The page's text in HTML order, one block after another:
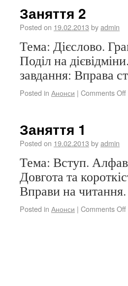
Заняття 2
Posted on 19.02.2013 byadmin
Тема: Дієслово.
Поділ на
завдання: Вправа
Posted in Анонси | Comments Off
Заняття 1
Posted on 19.02.2013 byadmin
Тема: Вступ.
Довгота та
Вправи на читання.
Posted in Анонси | Comments Off